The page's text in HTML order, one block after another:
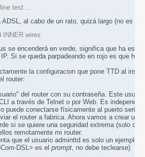
test ...
ADSL, al cabo de un rato, quizá largo (no es
INNER wires
se encenderá en verde, significa que ha
Si se queda parpadeando en rojo es que
la configuracion que pone TTD al
router:
del router con su contraseña. Este
a través de Telnet o por Web. Es
puede conectarse físicamente al puerto serie
el router a fabrica. Ahora vamos a crear un
si se quiere una seguridad extrema (solo
remotamente mi router.
que el usuario adminttd es solo un
DSL> es el prompt, no debe teclearse)